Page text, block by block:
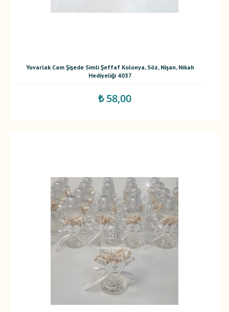
Yuvarlak Cam Şişede Simli Şeffaf Kolonya, Söz, Nişan, Nikah
Hediyeliği 4037
₺ 58,00